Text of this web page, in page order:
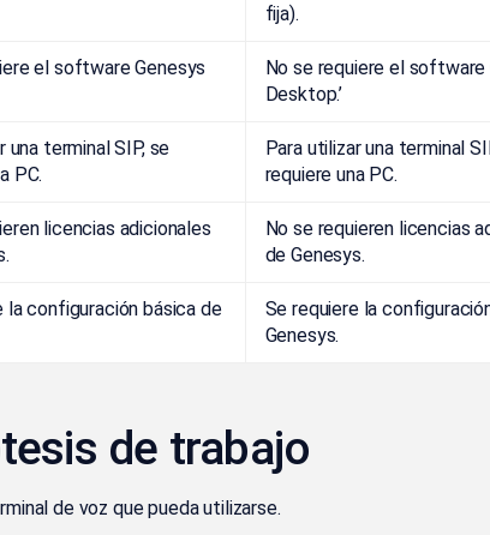
fija).
el software Genesys
No se requiere el software
Desktop.’
una terminal SIP, se
PC.
Para utilizar una terminal
requiere una PC.
licencias adicionales
No se requieren licencias
de Genesys.
la configuración básica de
Se requiere la
Genesys.
de trabajo
de voz que pueda utilizarse.